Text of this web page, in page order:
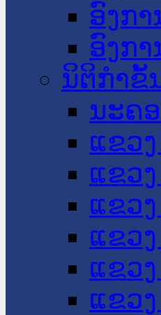
ອົງກ
ອົງກ
ນິຕິກໍາຂັ້
ນະ​ຄ
ແຂວ
ແຂວ
ແຂວ
ແຂວ
ແຂວ
ແຂວ